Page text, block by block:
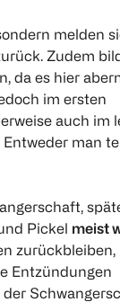
melden
Zudem
da es hier
im ersten
auch im
man
Pickel meist
zurückbleiben,
Entzündungen